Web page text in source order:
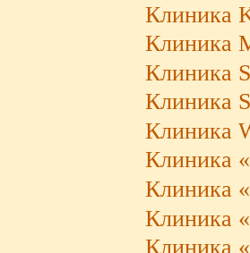
Клиника
Клиника
Клиника
Клиника
Клиника
Клиника
Клиника
Клиника
Клиника